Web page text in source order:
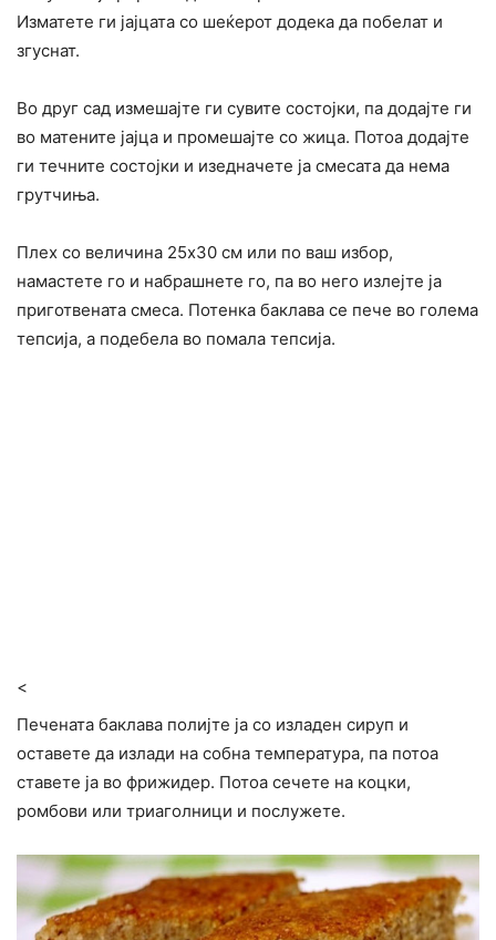
Изматете ги јајцата со шеќерот додека да побелат и
згуснат.
Во друг сад измешајте ги сувите состојки, па додајте ги
во матените јајца и промешајте со жица. Потоа додајте
ги течните состојки и изедначете ја смесата да нема
грутчиња.
Плех со величина 25х30 см или по ваш избор,
намастете го и набрашнете го, па во него излејте ја
приготвената смеса. Потенка баклава се пече во голема
тепсија, а подебела во помала тепсија.
<
Печената баклава полијте ја со изладен сируп и
оставете да излади на собна температура, па потоа
ставете ја во фрижидер. Потоа сечете на коцки,
ромбови или триаголници и послужете.